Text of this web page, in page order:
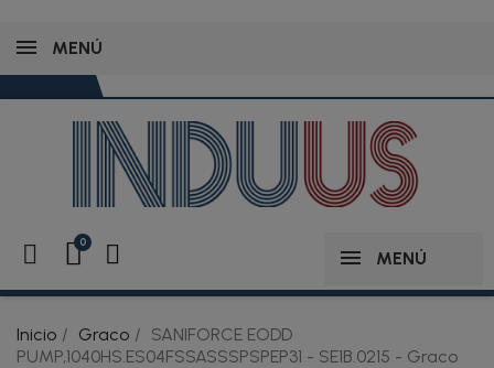
MENÚ
MENÚ
Inicio Graco
SANIFORCE EODD
PUMP,1040HS.ES04FSSASSSPSPEP31 - SE1B.0215 - Graco